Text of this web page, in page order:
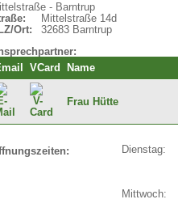
- Barntrup
Mittelstraße 14d
Ort:
32683 Barntrup
VCard Name
Frau Hütte
Dienstag:
Mittwoch: